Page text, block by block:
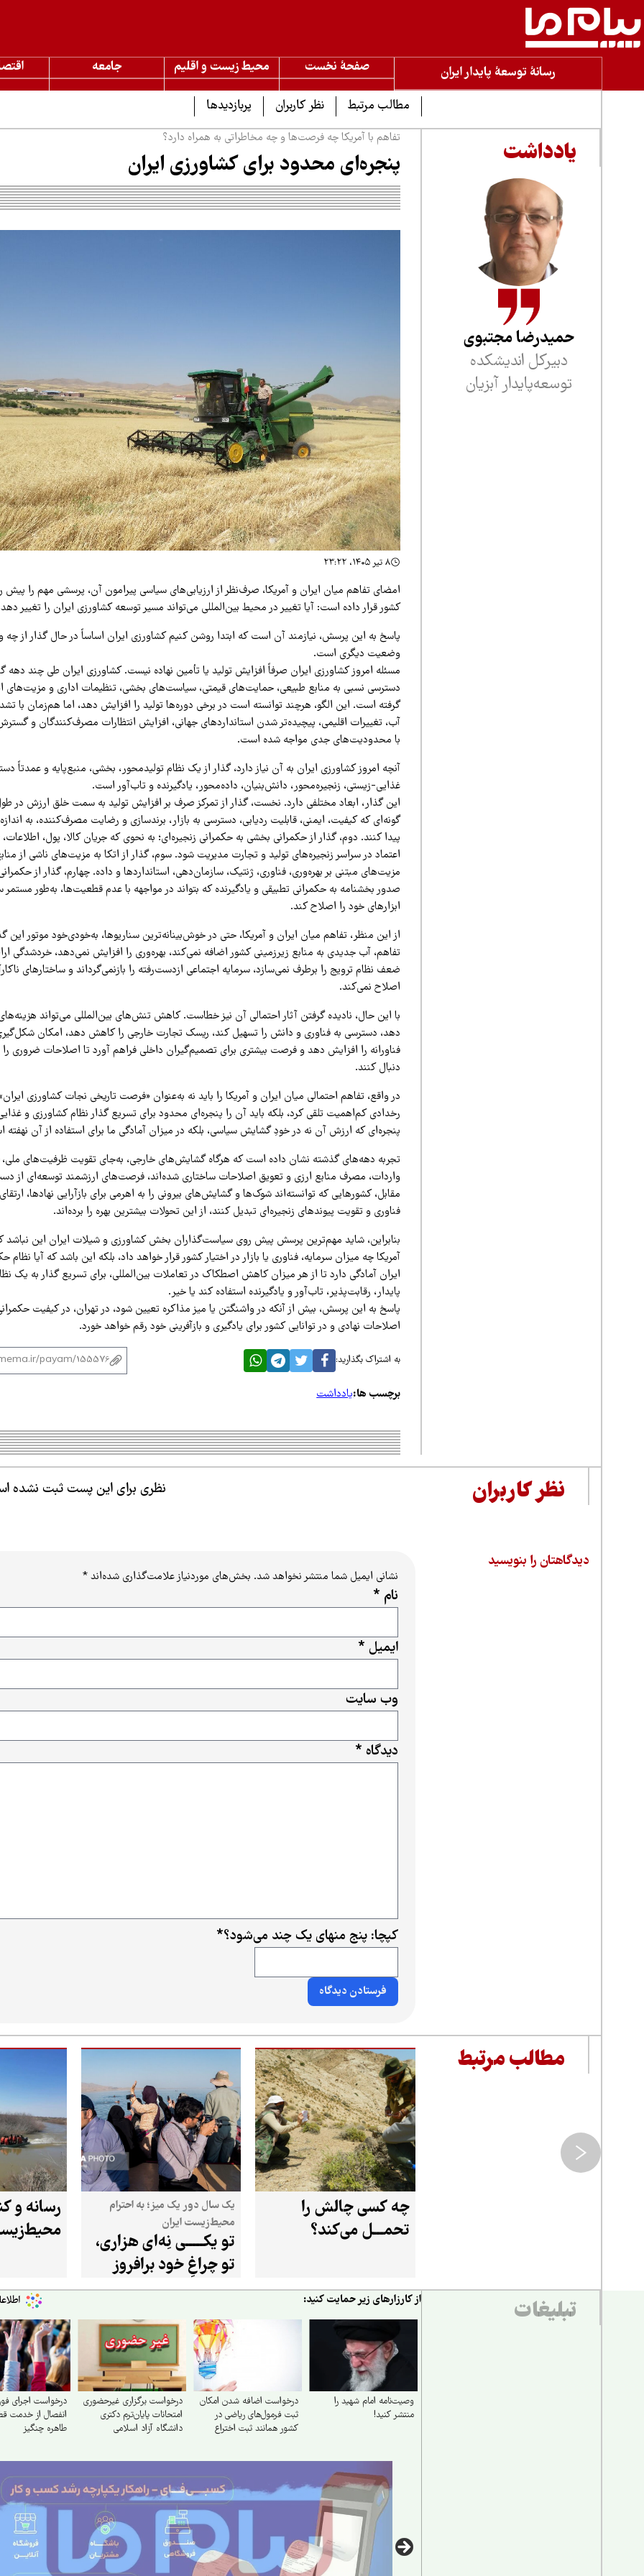
رسانۀ توسعۀ پایدار ایران صفحۀ نخست محیط زیست و اقلیم جامعه
مطالب مرتبط
نظر کاربران پربازدیدها
یادداشت
حمیدرضا مجتبوی
دبیرکل اندیشکده
توسعه‌پایدار آبزیان
تفاهم با آمریکا چه فرصت‌ها و چه مخاطراتی به همراه دارد؟
پنجره‌ای محدود برای کشاورزی ایران
۸ تیر ۱۴۰۵، ۲۳:۲۲
امضای تفاهم میان ایران و آمریکا، صرف‌نظر از ارزیابی‌های سیاسی پیرامون آن، پرسشی مهم را
کشور قرار داده است: آیا تغییر در محیط بین‌المللی می‌تواند مسیر توسعه کشاورزی ایران را تغییر
پاسخ به این پرسش، نیازمند آن است که ابتدا روشن کنیم کشاورزی ایران اساساً در حال گذار از
وضعیت دیگری است.
مسئله امروز کشاورزی ایران صرفاً افزایش تولید یا تأمین نهاده نیست. کشاورزی ایران طی چند دهه
دسترسی نسبی به منابع طبیعی، حمایت‌های قیمتی، سیاست‌های بخشی، تنظیمات اداری و مزیت‌های
گرفته است. این الگو، هرچند توانسته است در برخی دوره‌ها تولید را افزایش دهد، اما هم‌زمان با
آب، تغییرات اقلیمی، پیچیده‌تر شدن استانداردهای جهانی، افزایش انتظارات مصرف‌کنندگان و
با محدودیت‌های جدی مواجه شده است.
آنچه امروز کشاورزی ایران به آن نیاز دارد، گذار از یک نظام تولیدمحور، بخشی، منبع‌پایه و عمدتاً
غذایی-زیستی، زنجیره‌محور، دانش‌بنیان، داده‌محور، یادگیرنده و تاب‌آور است.
این گذار، ابعاد مختلفی دارد. نخست، گذار از تمرکز صرف بر افزایش تولید به سمت خلق ارزش در
گونه‌ای که کیفیت، ایمنی، قابلیت ردیابی، دسترسی به بازار، برندسازی و رضایت مصرف‌کننده، به
پیدا کنند. دوم، گذار از حکمرانی بخشی به حکمرانی زنجیره‌ای؛ به نحوی که جریان کالا، پول،
اعتماد در سراسر زنجیره‌های تولید و تجارت مدیریت شود. سوم، گذار از اتکا به مزیت‌های ناشی از
مزیت‌های مبتنی بر بهره‌وری، فناوری، ژنتیک، سازمان‌دهی، استانداردها و داده. چهارم، گذار از
صدور بخشنامه به حکمرانی تطبیقی و یادگیرنده که بتواند در مواجهه با عدم قطعیت‌ها، به‌طور
ابزارهای خود را اصلاح کند.
از این منظر، تفاهم میان ایران و آمریکا، حتی در خوش‌بینانه‌ترین سناریوها، به‌خودی‌خود موتور این
تفاهم، آب جدیدی به منابع زیرزمینی کشور اضافه نمی‌کند، بهره‌وری را افزایش نمی‌دهد، خردشدگی
ضعف نظام ترویج را برطرف نمی‌سازد، سرمایه اجتماعی ازدست‌رفته را بازنمی‌گرداند و ساختارهای
اصلاح نمی‌کند.
با این حال، نادیده گرفتن آثار احتمالی آن نیز خطاست. کاهش تنش‌های بین‌المللی می‌تواند
دهد، دسترسی به فناوری و دانش را تسهیل کند، ریسک تجارت خارجی را کاهش دهد، امکان
فناورانه را افزایش دهد و فرصت بیشتری برای تصمیم‌گیران داخلی فراهم آورد تا اصلاحات ضروری را
دنبال کنند.
در واقع، تفاهم احتمالی میان ایران و آمریکا را باید نه به‌عنوان «فرصت تاریخی نجات کشاورزی
رخدادی کم‌اهمیت تلقی کرد، بلکه باید آن را پنجره‌ای محدود برای تسریع گذار نظام کشاورزی و
پنجره‌ای که ارزش آن نه در خودِ گشایش سیاسی، بلکه در میزان آمادگی ما برای استفاده از آن
تجربه دهه‌های گذشته نشان داده است که هرگاه گشایش‌های خارجی، به‌جای تقویت ظرفیت‌های
واردات، مصرف منابع ارزی و تعویق اصلاحات ساختاری شده‌اند، فرصت‌های ارزشمند توسعه‌ای از
مقابل، کشورهایی که توانسته‌اند شوک‌ها و گشایش‌های بیرونی را به اهرمی برای بازآرایی نهادها،
فناوری و تقویت پیوندهای زنجیره‌ای تبدیل کنند، از این تحولات بیشترین بهره را برده‌اند.
بنابراین، شاید مهم‌ترین پرسش پیش روی سیاست‌گذاران بخش کشاورزی و شیلات ایران این نباشد
آمریکا چه میزان سرمایه، فناوری یا بازار در اختیار کشور قرار خواهد داد، بلکه این باشد که آیا نظام
ایران آمادگی دارد تا از هر میزان کاهش اصطکاک در تعاملات بین‌المللی، برای تسریع گذار به یک
پایدار، رقابت‌پذیر، تاب‌آور و یادگیرنده استفاده کند یا خیر.
پاسخ به این پرسش، بیش از آنکه در واشنگتن یا میز مذاکره تعیین شود، در تهران، در کیفیت
اصلاحات نهادی و در توانایی کشور برای یادگیری و بازآفرینی خود رقم خواهد خورد.
به اشتراک بگذارید:
برچسب ها:یادداشت
نظر کاربران نظری برای این پست ثبت نشده
دیدگاهتان را بنویسید
نشانی ایمیل شما منتشر نخواهد شد. بخش‌های موردنیاز علامت‌گذاری شده‌اند*
دیدگاه *
نام *
ایمیل *
وب‌ سایت
کپچا: پنج منهای یک چند می‌شود؟*
مطالب مرتبط
چه کسی چالش را
تحمـــل می‌کند؟
یک سال دور یک میز؛ به احترام
محیط‌زیست ایران
تو یکـــــی نِه‌ای هزاری،
تو چراغِ خود برافروز
رسانه و
تبلیغات از کارزارهای زیر حمایت کنید:
وصیت‌نامه امام شهید را
منتشر کنید!
درخواست اضافه شدن امکان
ثبت فرمول‌های ریاضی در
کشور همانند ثبت اختراع
درخواست برگزاری غیرحضوری
امتحانات پایان‌ترم دکتری
دانشگاه آزاد اسلامی
درخواست اجرای
انفصال از خدمت
طاهره چنگیز